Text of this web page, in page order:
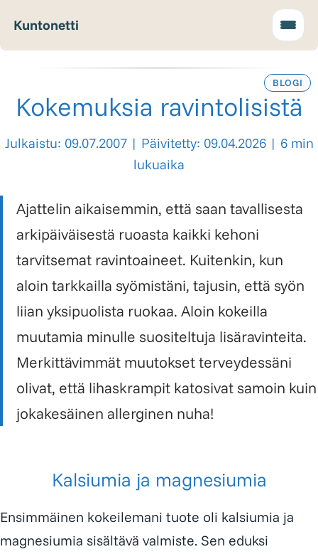
Kuntonetti
BLOGI
Kokemuksia ravintolisistä
Julkaistu: 09.07.2007| Päivitetty: 09.04.2026| 6 min
lukuaika
Ajattelin aikaisemmin, että saan tavallisesta
arkipäiväisestä ruoasta kaikki kehoni
tarvitsemat ravintoaineet. Kuitenkin, kun
aloin tarkkailla syömistäni, tajusin, että syön
liian yksipuolista ruokaa. Aloin kokeilla
muutamia minulle suositeltuja lisäravinteita.
Merkittävimmät muutokset terveydessäni
olivat, että lihaskrampit katosivat samoin kuin
jokakesäinen allerginen nuha!
Kalsiumia ja magnesiumia
Ensimmäinen kokeilemani tuote oli kalsiumia ja
magnesiumia sisältävä valmiste. Sen eduksi